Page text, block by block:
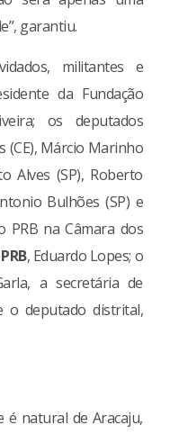
garantiu.
militantes e
da Fundação
os deputados
(CE), Márcio Marinho
Alves (SP), Roberto
Bulhões (SP) e
PRB na Câmara dos
PRB, Eduardo Lopes; o
a secretária de
o deputado distrital,
é natural de Aracaju,